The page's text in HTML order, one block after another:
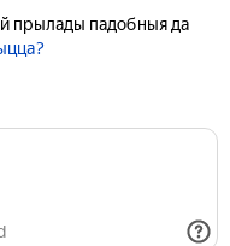
прылады падобныя да